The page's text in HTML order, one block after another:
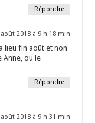
Répondre
2018 à 9 h 18 min
lieu fin août et non
Anne, ou le
Répondre
2018 à 9 h 31 min